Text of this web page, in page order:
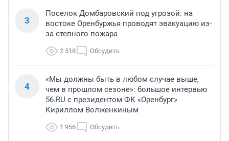
3
Поселок Домбаровский под угрозой: на
востоке Оренбуржья проводят эвакуацию из-
за степного пожара
2 518 Обсудить
4
«Мы должны быть в любом случае выше,
чем в прошлом сезоне»: большое интервью
56.RU с президентом ФК «Оренбург»
Кириллом Волженкиным
1 956 Обсудить